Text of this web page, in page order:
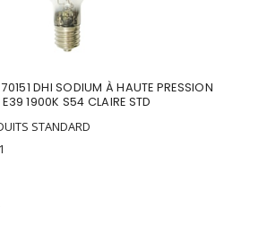
DHI SODIUM À HAUTE PRESSION
1900K S54 CLAIRE STD
STANDARD